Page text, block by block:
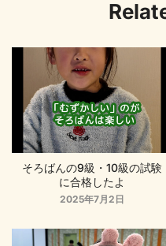
そろばんの9級・10級の試験
に合格したよ
2025年7月2日